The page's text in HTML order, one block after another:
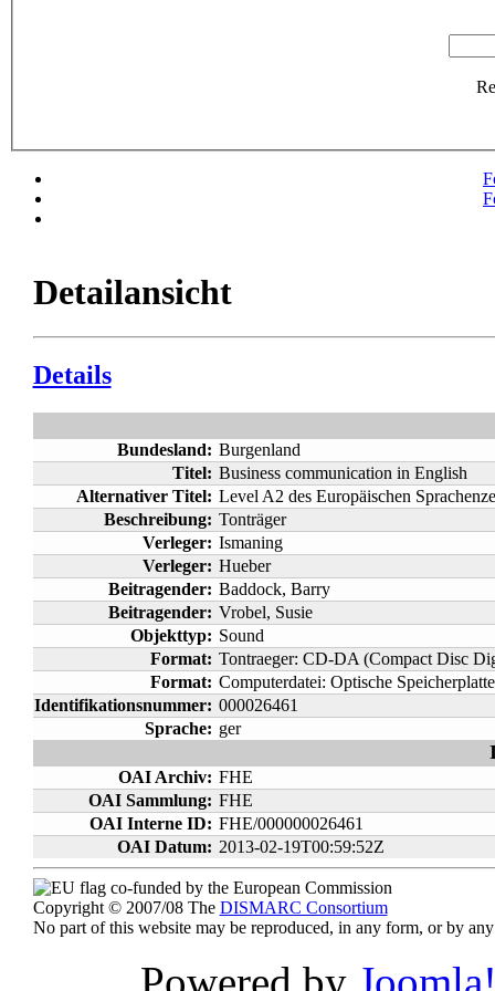
Detailansicht
Details
Bundesland: Burgenland
Titel: Business communication in English
Alternativer Titel: Level A2 des Europäischen
Beschreibung: Tonträger
Verleger: Ismaning
Verleger: Hueber
Beitragender: Baddock, Barry
Beitragender: Vrobel, Susie
Objekttyp: Sound
Format: Tontraeger: CD-DA (Compact Disc
Format: Computerdatei: Optische
Identifikationsnummer: 000026461
Sprache: ger
OAI Archiv: FHE
OAI Sammlung: FHE
OAI Interne ID: FHE/000000026461
OAI Datum: 2013-02-19T00:59:52Z
co-funded by the European Commission
Copyright © 2007/08 The DISMARC Consortium
No part of this website may be reproduced, in any form, or by